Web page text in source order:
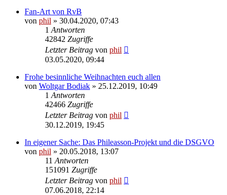
Fan-Art von RvB
von phil » 30.04.2020, 07:43
1 Antworten
42842 Zugriffe
Letzter Beitrag von phil
03.05.2020, 09:44
Frohe besinnliche Weihnachten euch allen
von Woltgar Bodiak » 25.12.2019, 10:49
1 Antworten
42466 Zugriffe
Letzter Beitrag von phil
30.12.2019, 19:45
In eigener Sache: Das Phileasson-Projekt und die DSGVO
von phil » 20.05.2018, 13:07
11 Antworten
151091 Zugriffe
Letzter Beitrag von phil
07.06.2018, 22:14